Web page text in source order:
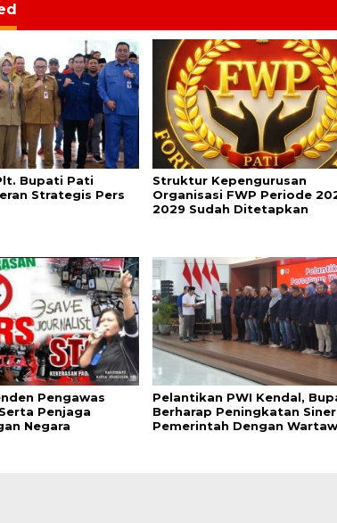
Bupati Pati
Strategis Pers
Struktur Kepengurusan
Organisasi FWP Periode
2029 Sudah Ditetapkan
Pengawas
Penjaga
Negara
Pelantikan PWI Kendal,
Berharap Peningkatan
Pemerintah Dengan